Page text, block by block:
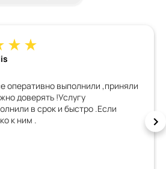
оперативно выполнили ,приняли
доверять !Услугу
в срок и быстро .Если
к ним .